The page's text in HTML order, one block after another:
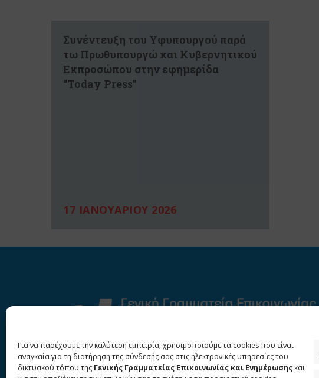
Για να παρέχουμε την καλύτερη εμπειρία, χρησιμοποιούμε τα cookies που είναι
αναγκαία για τη διατήρηση της σύνδεσής σας στις ηλεκτρονικές υπηρεσίες του
δικτυακού τόπου της Γενικής Γραμματείας Επικοινωνίας και Ενημέρωσης και
Συνέντευξη του Υφυπουργού παρά
τω Πρωθυπουργώ και Κυβερνητικού
Εκπροσώπου στην εφημερίδα
“Today Press”
17 ΙΑΝΟΥΑΡΙΟΥ 2026